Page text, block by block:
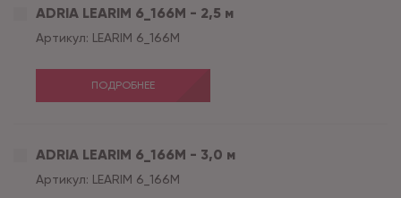
ADRIA LEARIM 6_166M - 2,5 м
Артикул: LEARIM 6_166M
ПОДРОБНЕЕ
ADRIA LEARIM 6_166M - 3,0 м
Артикул: LEARIM 6_166M